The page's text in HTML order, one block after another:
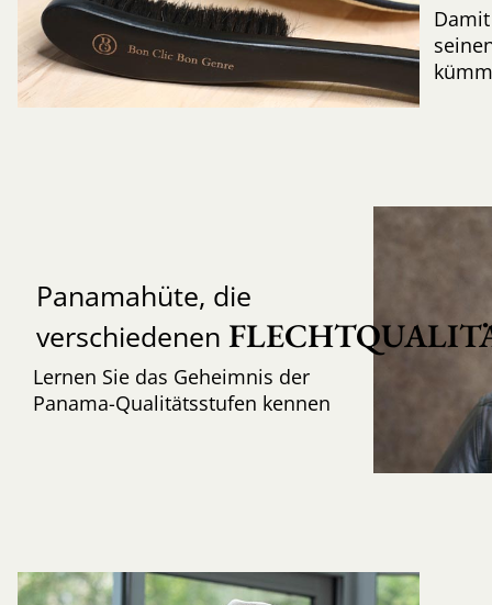
Panamahüte, die
verschiedenen
Lernen Sie das Geheimnis der
Panama-Qualitätsstufen kennen